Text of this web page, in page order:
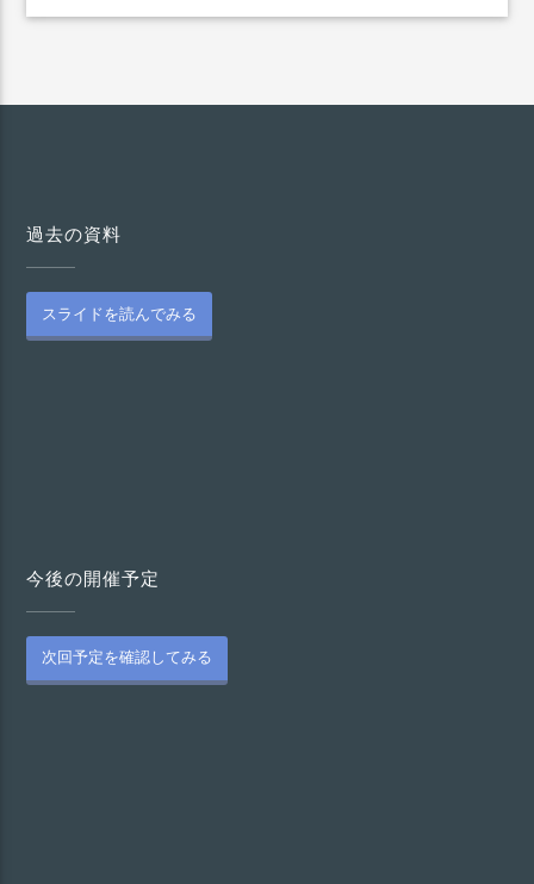
過去の資料
スライドを読んでみる
今後の開催予定
次回予定を確認してみる